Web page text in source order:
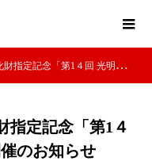
1４回 光明寺音楽祭」開催のお知らせ
定記念「第1４
のお知らせ